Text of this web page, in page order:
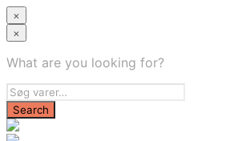
×
×
What are you looking for?